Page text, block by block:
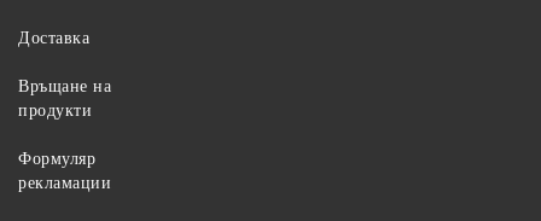
Доставка
Връщане на
продукти
Формуляр
рекламации